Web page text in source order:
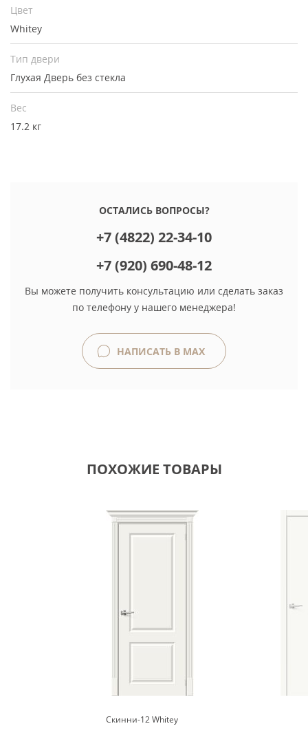
Цвет
Whitey
Тип двери
Глухая Дверь без стекла
Вес
17.2 кг
ОСТАЛИСЬ ВОПРОСЫ?
+7 (4822) 22-34-10
+7 (920) 690-48-12
Вы можете получить консультацию или сделать заказ
по телефону у нашего менеджера!
НАПИСАТЬ В MAX
ПОХОЖИЕ ТОВАРЫ
Скинни-12 Whitey